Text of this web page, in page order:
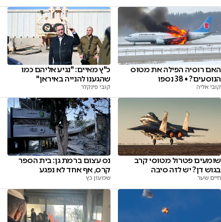
האם רוסיה הפילה את מטוס
הנוסעים? • 38 נספו
קובי אליה
כ"ץ מאיים: "נגיע אליהם כמו
שהגענו להנייה באיראן"
קובי פינקלר
שומעים פטרול מטוסי קרב
בגוש דן? יש לזה סיבה
חיים שער
נס עצום ברמת גן: בית הספר
קרס, אף אחד לא נפגע
שמעון כץ